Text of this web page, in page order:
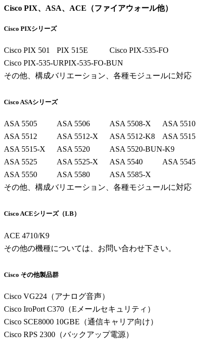
Cisco PIX、ASA、ACE（ファイアウォール他）
Cisco PIXシリーズ
Cisco PIX 501 PIX 515E
Cisco PIX-535-FO
Cisco PIX-535-URPIX-535-FO-BUN
その他、構成バリエーション、各種モジュールに対応
Cisco ASAシリーズ
ASA 5505 ASA 5506 ASA 5508-X
ASA 5510
ASA 5512
ASA 5512-X ASA 5512-K8
ASA 5515
ASA 5515-X
ASA 5520
ASA 5520-BUN-K9
ASA 5525
ASA 5525-X ASA 5540
ASA 5545
ASA 5550
ASA 5580
ASA 5585-X
その他、構成バリエーション、各種モジュールに対応
Cisco ACEシリーズ（LB）
ACE 4710/K9
その他の機種については、お問い合わせ下さい。
Cisco その他製品群
Cisco VG224（アナログ音声）
Cisco IroPort C370（Eメールセキュリティ）
Cisco SCE8000 10GBE（通信キャリア向け）
Cisco RPS 2300（バックアップ電源）